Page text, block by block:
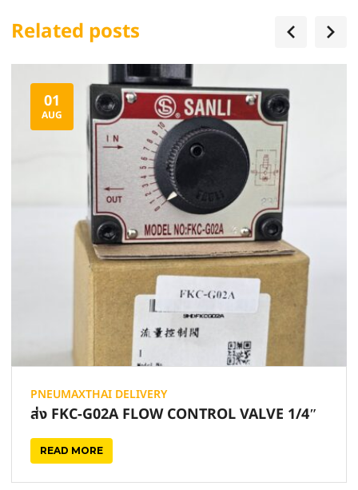
Related posts
01
AUG
PNEUMAXTHAI DELIVERY
ส่ง FKC-G02A FLOW CONTROL VALVE 1/4″
READ MORE